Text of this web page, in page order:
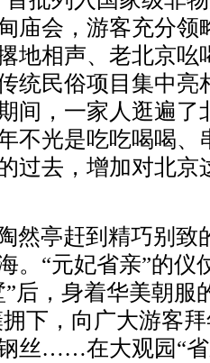
庙会，游客充分领
地相声、老北京吆
统民俗项目集中亮
间，一家人逛遍了
不光是吃吃喝喝、
过去，增加对北京
然亭赶到精巧别致
。“元妃省亲”的仪
后，身着华美朝服
下，向广大游客
丝……在大观园“